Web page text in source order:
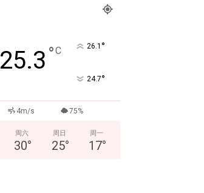
25.3 °C 26.1 °
24.7°
4m/s 75%
周六
30°
周日
25°
周一
17°